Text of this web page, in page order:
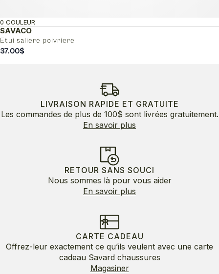
SAVACO
Etui saliere poivriere
0 COULEUR
37.00$
LIVRAISON RAPIDE ET GRATUITE
Les commandes de plus de 100$ sont livrées gratuitement.
En savoir plus
RETOUR SANS SOUCI
Nous sommes là pour vous aider
En savoir plus
CARTE CADEAU
Offrez-leur exactement ce qu’ils veulent avec une carte
cadeau Savard chaussures
Magasiner